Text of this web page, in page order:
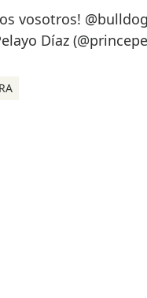
vosotros!
Díaz